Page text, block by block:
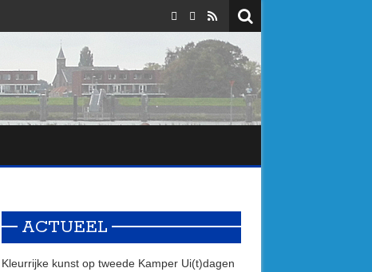
ACTUEEL
Kleurrijke kunst op tweede Kamper Ui(t)dagen